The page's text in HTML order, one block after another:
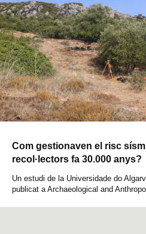
Com gestionaven el risc
recol·lectors fa 30.000 anys?
Un estudi de la Universidade do
publicat a Archaeological and